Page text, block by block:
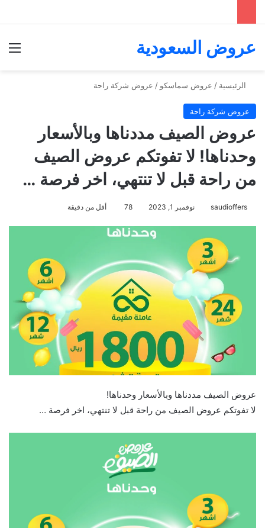
عروض السعودية
الرئيسية / عروض سماسكو / عروض شركة راحة
عروض شركة راحة
عروض الصيف مددناها وبالأسعار
وحدناها! لا تفوتكم عروض الصيف
من راحة قبل لا تنتهي، اخر فرصة …
saudioffers نوفمبر 1, 2023 78 أقل من دقيقة
عروض الصيف مددناها وبالأسعار وحدناها!
لا تفوتكم عروض الصيف من راحة قبل لا تنتهي، اخر فرصة …